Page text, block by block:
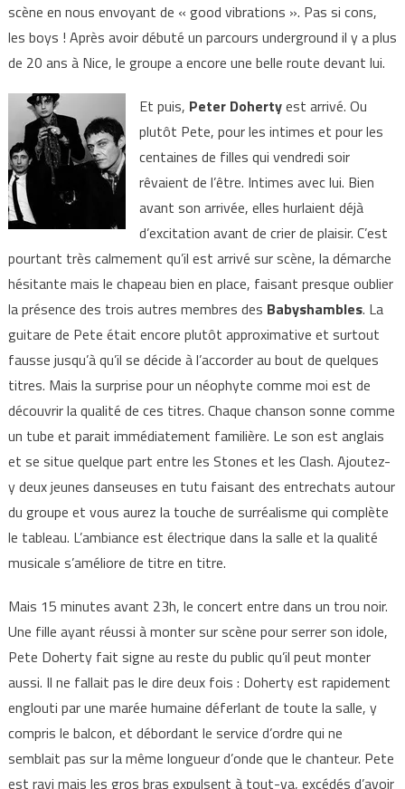
scène en nous envoyant de « good vibrations ». Pas si cons,
les boys ! Après avoir débuté un parcours underground il y a plus
de 20 ans à Nice, le groupe a encore une belle route devant lui.
Et puis, Peter Dohertyest arrivé. Ou
plutôt Pete, pour les intimes et pour les
centaines de filles qui vendredi soir
rêvaient de l’être. Intimes avec lui. Bien
avant son arrivée, elles hurlaient déjà
d’excitation avant de crier de plaisir. C’est
pourtant très calmement qu’il est arrivé sur scène, la démarche
hésitante mais le chapeau bien en place, faisant presque oublier
la présence des trois autres membres des Babyshambles. La
guitare de Pete était encore plutôt approximative et surtout
fausse jusqu’à qu’il se décide à l’accorder au bout de quelques
titres. Mais la surprise pour un néophyte comme moi est de
découvrir la qualité de ces titres. Chaque chanson sonne comme
un tube et parait immédiatement familière. Le son est anglais
et se situe quelque part entre les Stones et les Clash. Ajoutez-
y deux jeunes danseuses en tutu faisant des entrechats autour
du groupe et vous aurez la touche de surréalisme qui complète
le tableau. L’ambiance est électrique dans la salle et la qualité
musicale s’améliore de titre en titre.
Mais 15 minutes avant 23h, le concert entre dans un trou noir.
Une fille ayant réussi à monter sur scène pour serrer son idole,
Pete Doherty fait signe au reste du public qu’il peut monter
aussi. Il ne fallait pas le dire deux fois : Doherty est rapidement
englouti par une marée humaine déferlant de toute la salle, y
compris le balcon, et débordant le service d’ordre qui ne
semblait pas sur la même longueur d’onde que le chanteur. Pete
est ravi mais les gros bras expulsent à tout-va, excédés d’avoir